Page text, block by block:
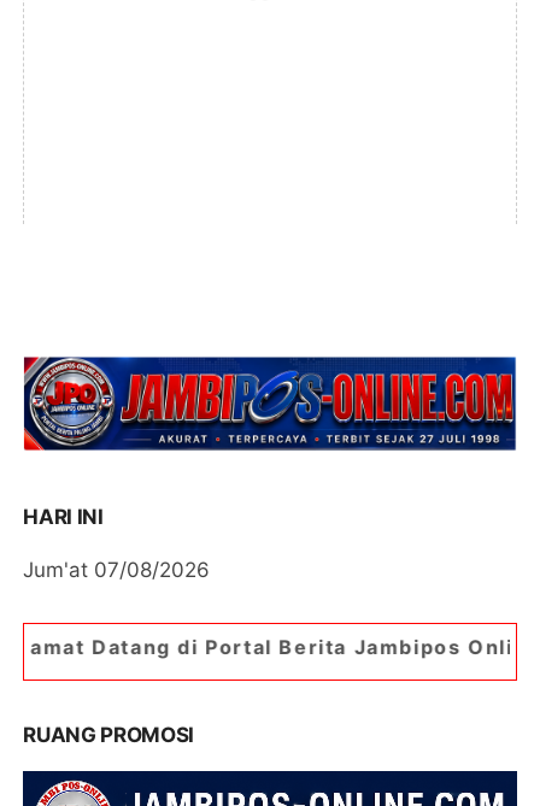
HARI INI
Jum'at 07/08/2026
di Portal Berita Jambipos Online. Portal Berita
RUANG PROMOSI